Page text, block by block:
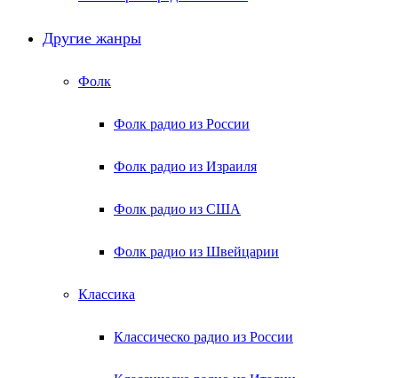
Другие жанры
Фолк
Фолк радио из России
Фолк радио из Израиля
Фолк радио из США
Фолк радио из Швейцарии
Классика
Классическо радио из России